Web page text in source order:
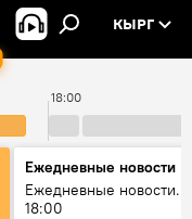
КЫРГ
18:00
Ежедневные новости
Ежедневные новости.
18:00